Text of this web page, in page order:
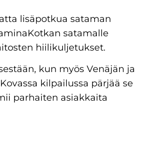
lisäpotkua sataman
satamalle
hiilikuljetukset.
kun myös Venäjän ja
kilpailussa pärjää se
parhaiten asiakkaita